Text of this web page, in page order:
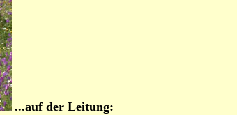
...auf der Leitung: